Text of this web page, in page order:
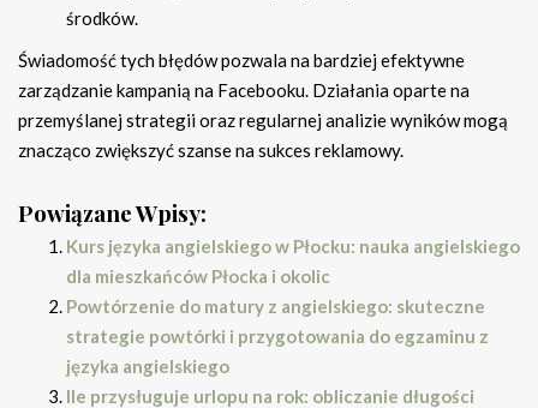
środków.
Świadomość tych błędów pozwala na bardziej efektywne
zarządzanie kampanią na Facebooku. Działania oparte na
przemyślanej strategii oraz regularnej analizie wyników mogą
znacząco zwiększyć szanse na sukces reklamowy.
Powiązane Wpisy:
Kurs języka angielskiego w Płocku: nauka angielskiego
dla mieszkańców Płocka i okolic
Powtórzenie do matury z angielskiego: skuteczne
strategie powtórki i przygotowania do egzaminu z
języka angielskiego
Ile przysługuje urlopu na rok: obliczanie długości